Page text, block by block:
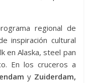
regional de
inspiración cultural
en Alaska, steel pan
En los cruceros a
y Zuiderdam,